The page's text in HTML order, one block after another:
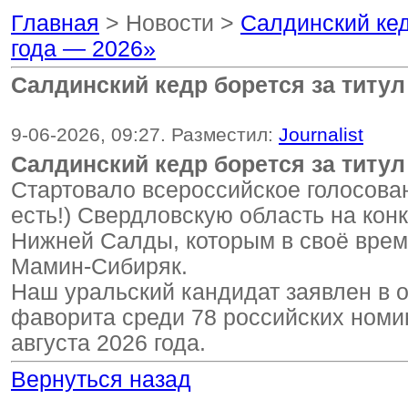
Главная > Новости > Салдинский
года — 2026»
Салдинский кедр борется за
9-06-2026, 09:27. Разместил: Journalist
Салдинский кедр борется за
Стартовало всероссийское
есть!) Свердловскую область на
Нижней Салды, которым в своё
Мамин-Сибиряк.
Наш уральский кандидат заявлен
фаворита среди 78 российских
августа 2026 года.
Вернуться назад